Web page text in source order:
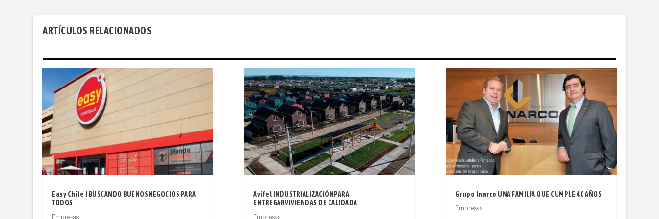
ARTÍCULOS RELACIONADOS
Easy Chile | BUSCANDO BUENOSNEGOCIOS PARA
TODOS
Empresas
Avifel INDUSTRIALIZACIÓNPARA
ENTREGARVIVIENDAS DE CALIDADA
Empresas
Grupo Inarco UNA FAMILIA QUE CUMPLE 40 AÑOS
Empresas